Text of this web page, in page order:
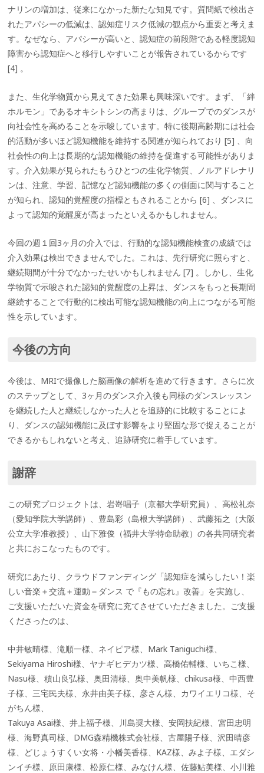
ナリンの増加は、従来になかった新たな知見です。質問紙で検出さ
れたアパシーの低減は、認知症リスク低減の観点から重要と考えま
す。なぜなら、アパシーが高いと、認知症の前段階である軽度認知
障害から認知症へと移行しやすいことが報告されているからです
[4] 。
また、生化学物質から見えてきた効果も興味深いです。まず、「絆
ホルモン」であるオキシトシンの高まりは、グループでのダンスが
向社会性を高めることを示唆しています。特に後期高齢期には社会
的活動が多いほど認知機能を維持する関連が知られており [5] 、向
社会性の向上は長期的な認知機能の維持を促進する可能性がありま
す。介入効果が見られたもうひとつの生化学物質、ノルアドレナリ
ンは、注意、学習、記憶など認知機能の多くの側面に関与すること
が知られ、認知的覚醒度の指標ともされることから [6] 、ダンスに
よって認知的覚醒度が高まったといえるかもしれません。
今回の週１回3ヶ月の介入では、行動的な認知機能検査の成績では
介入効果は検出できませんでした。これは、先行研究に照らすと、
継続期間が十分でなかったせいかもしれません [7] 。しかし、生化
学物質で示唆された認知的覚醒度の上昇は、ダンスをもっと長期間
継続することで行動的に検出可能な認知機能の向上につながる可能
性を示しています。
今後の方向
今後は、MRIで撮像した脳画像の解析を進めて行きます。さらに次
のステップとして、3ヶ月のダンス介入後も同様のダンスレッスン
を継続した人と継続しなかった人とを追跡的に比較することによ
り、ダンスの認知機能に及ぼす影響をより堅固な形で捉えることが
できるかもしれないと考え、追跡研究に着手しています。
謝辞
この研究プロジェクトは、岩嵜唱子（京都大学研究員）、高松礼奈
（愛知学院大学講師）、豊島彩（島根大学講師）、武藤拓之（大阪
公立大学准教授）、山下雅俊（福井大学特命助教）の各共同研究者
と共におこなったものです。
研究にあたり、クラウドファンディング「認知症を減らしたい！楽
しい音楽＋交流＋運動＝ダンス で『もの忘れ』改善」を実施し、
ご支援いただいた資金を研究に充てさせていただきました。ご支援
くださったのは、
中井敏晴様、滝順一様、ネイピア様、Mark Taniguchi様、
Sekiyama Hiroshi様、ヤナギヒデカツ様、高橋佑輔様、いちこ様、
Nasu様、積山良弘様、奥田清様、奥中美帆様、chikusa様、中西豊
子様、三宅民夫様、永井由美子様、彦さん様、カワイエリコ様、そ
がちん様、
Takuya Asai様、井上福子様、川島奨大様、安岡扶紀様、宮田忠明
様、海野真司様、DMG森精機株式会社様、古屋陽子様、沢田晴彦
様、どじょうすくい女将・小幡美香様、KAZ様、みよ子様、エダシ
ンイチ様、原田康様、松原仁様、みなけん様、佐藤鮎美様、小川雅